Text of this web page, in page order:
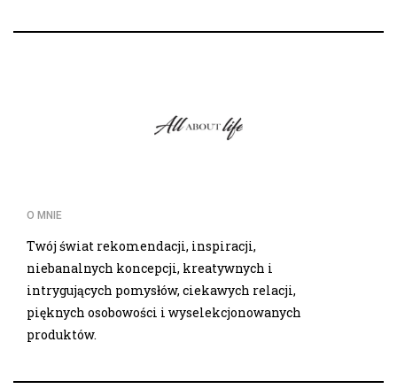
O MNIE
Twój świat rekomendacji, inspiracji,
niebanalnych koncepcji, kreatywnych i
intrygujących pomysłów, ciekawych relacji,
pięknych osobowości i wyselekcjonowanych
produktów.